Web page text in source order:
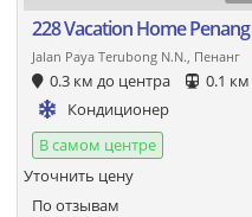
228 Vacation Home Penang
Jalan Paya Terubong N.N., Пенанг
0.3 км до центра 0.1 км
Кондиционер
В самом центре
По отзывам
Уточнить цену